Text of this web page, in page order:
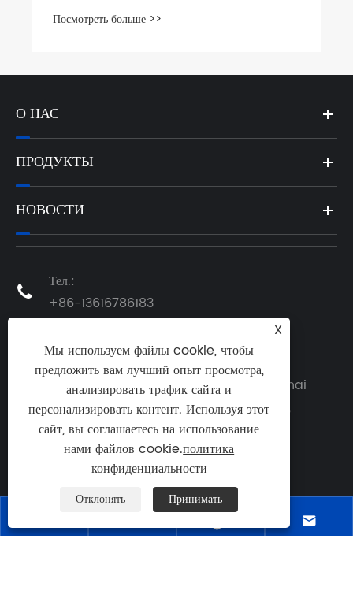
О НАС
ПРОДУКТЫ
НОВОСТИ

Тел.:
+86-13616786183
info@helmtower.com

Адрес: № 1818 Zhenluo East Road, Zhenhai
District, Ningbo City, провинция Чжэцзян,
Китай
Copyright © 2024 Ningbo Helm Tower Hydraulic

X
Мы используем файлы cookie, чтобы
предложить вам лучший опыт просмотра,
анализировать трафик сайта и
персонализировать контент. Используя этот
сайт, вы соглашаетесь на использование
нами файлов cookie.политика
конфиденциальности
Отклонять Принимать